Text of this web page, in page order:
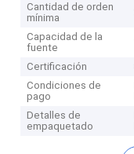
Cantidad de orden
mínima
Capacidad de la
fuente
Certificación
Condiciones de
pago
Detalles de
empaquetado